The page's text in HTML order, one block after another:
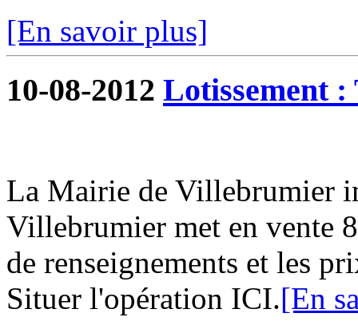
[En savoir plus]
10-08-2012 Lotissement
La Mairie de Villebrumier
Villebrumier met en vente
de renseignements et les
Situer l'opération ICI.[En